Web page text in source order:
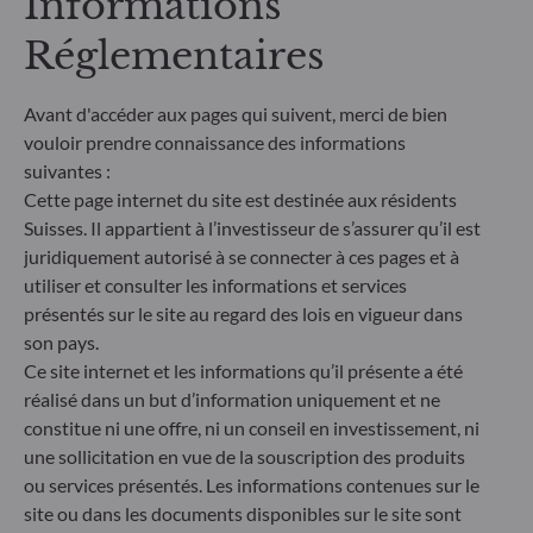
gestion traite les risques de durabilité en intégrant
des critères ESG (Environnement et/ou Social et/ou
Gouvernance) dans son processus de décision
un objectif d'investissement durable strict qui
contribue de manière significative aux défis de la
transition écologique, et traite les risques de
durabilité par le biais de notations fournies par le
fournisseur externe de données ESG de la société
de gestion
Réglementaires
Avant d'accéder aux pages qui suivent, merci de bien
vouloir prendre connaissance des informations
suivantes :
Cette page internet du site est destinée aux résidents
Suisses. Il appartient à l’investisseur de s’assurer qu’il est
juridiquement autorisé à se connecter à ces pages et à
utiliser et consulter les informations et services
présentés sur le site au regard des lois en vigueur dans
son pays.
Ce site internet et les informations qu’il présente a été
réalisé dans un but d’information uniquement et ne
constitue ni une offre, ni un conseil en investissement, ni
une sollicitation en vue de la souscription des produits
ou services présentés. Les informations contenues sur le
site ou dans les documents disponibles sur le site sont